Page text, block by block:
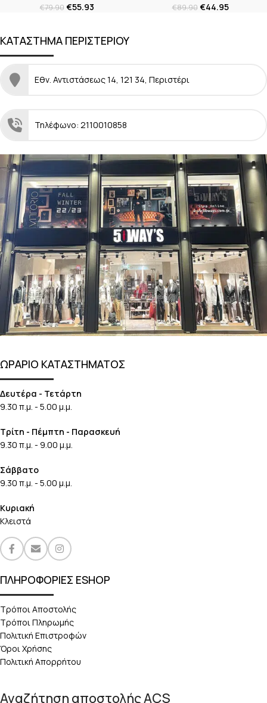
€79.90 €55.93 €89.90 €44.95
ΚΑΤΑΣΤΗΜΑ ΠΕΡΙΣΤΕΡΙΟΥ
Εθν. Αντιστάσεως 14, 121 34, Περιστέρι
Τηλέφωνο: 2110010858
ΩΡΑΡΙΟ ΚΑΤΑΣΤΗΜΑΤΟΣ
Δευτέρα - Τετάρτη
9.30 π.μ. - 5.00 μ.μ.
Τρίτη - Πέμπτη - Παρασκευή
9.30 π.μ. - 9.00 μ.μ.
Σάββατο
9.30 π.μ. - 5.00 μ.μ.
Κυριακή
Κλειστά
ΠΛΗΡΟΦΟΡΙΕΣ ESHOP
Τρόποι Αποστολής
Τρόποι Πληρωμής
Πολιτική Επιστροφών
Όροι Χρήσης
Πολιτική Απορρήτου
Αναζήτηση αποστολής ACS